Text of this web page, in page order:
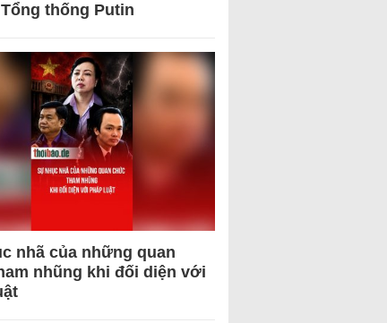
thống Putin
nhã của những quan
nhũng khi đối diện với